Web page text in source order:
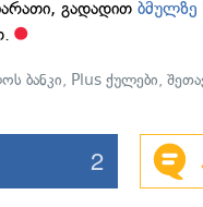
გადადითბმულზე
ბანკი, Plus ქულები,
2